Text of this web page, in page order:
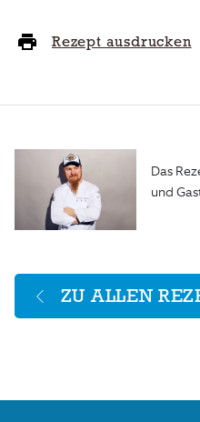
Rezept ausdrucken
Das
und
ZU ALLEN